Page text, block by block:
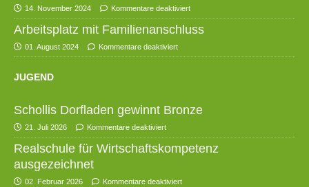
14. November 2024 Kommentare deaktiviert
Arbeitsplatz mit Familienanschluss
01. August 2024 Kommentare deaktiviert
JUGEND
Schollis Dorfladen gewinnt Bronze
21. Juli 2026 Kommentare deaktiviert
Realschule für Wirtschaftskompetenz
ausgezeichnet
02. Februar 2026 Kommentare deaktiviert